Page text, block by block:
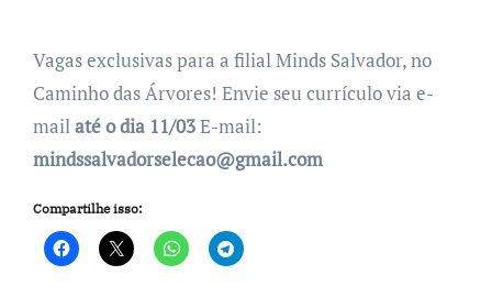
Vagas exclusivas para a filial Minds Salvador, no
Caminho das Árvores! Envie seu currículo via e-
mailaté o dia 11/03E-mail:
mindssalvadorselecao@gmail.com
Compartilhe isso: